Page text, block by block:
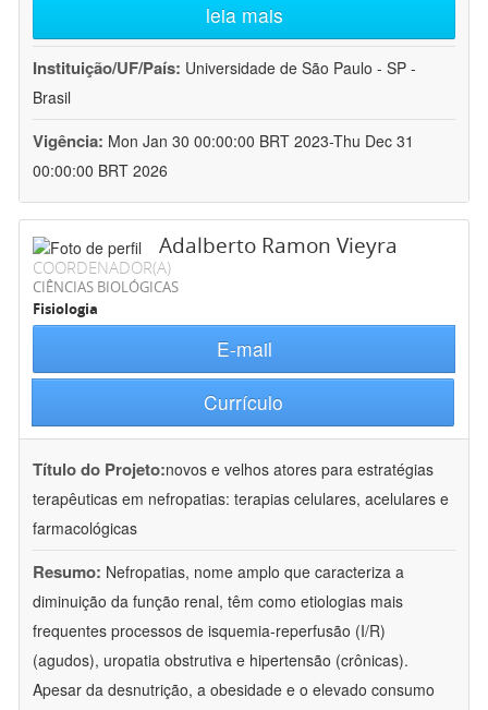
leia mais
Instituição/UF/País: Universidade de São Paulo - SP -
Brasil
Vigência: Mon Jan 30 00:00:00 BRT 2023-Thu Dec 31
00:00:00 BRT 2026
Adalberto Ramon Vieyra
COORDENADOR(A)
CIÊNCIAS BIOLÓGICAS
Fisiologia
E-mail
Currículo
Título do Projeto:novos e velhos atores para estratégias
terapêuticas em nefropatias: terapias celulares, acelulares e
farmacológicas
Resumo: Nefropatias, nome amplo que caracteriza a
diminuição da função renal, têm como etiologias mais
frequentes processos de isquemia-reperfusão (I/R)
(agudos), uropatia obstrutiva e hipertensão (crônicas).
Apesar da desnutrição, a obesidade e o elevado consumo